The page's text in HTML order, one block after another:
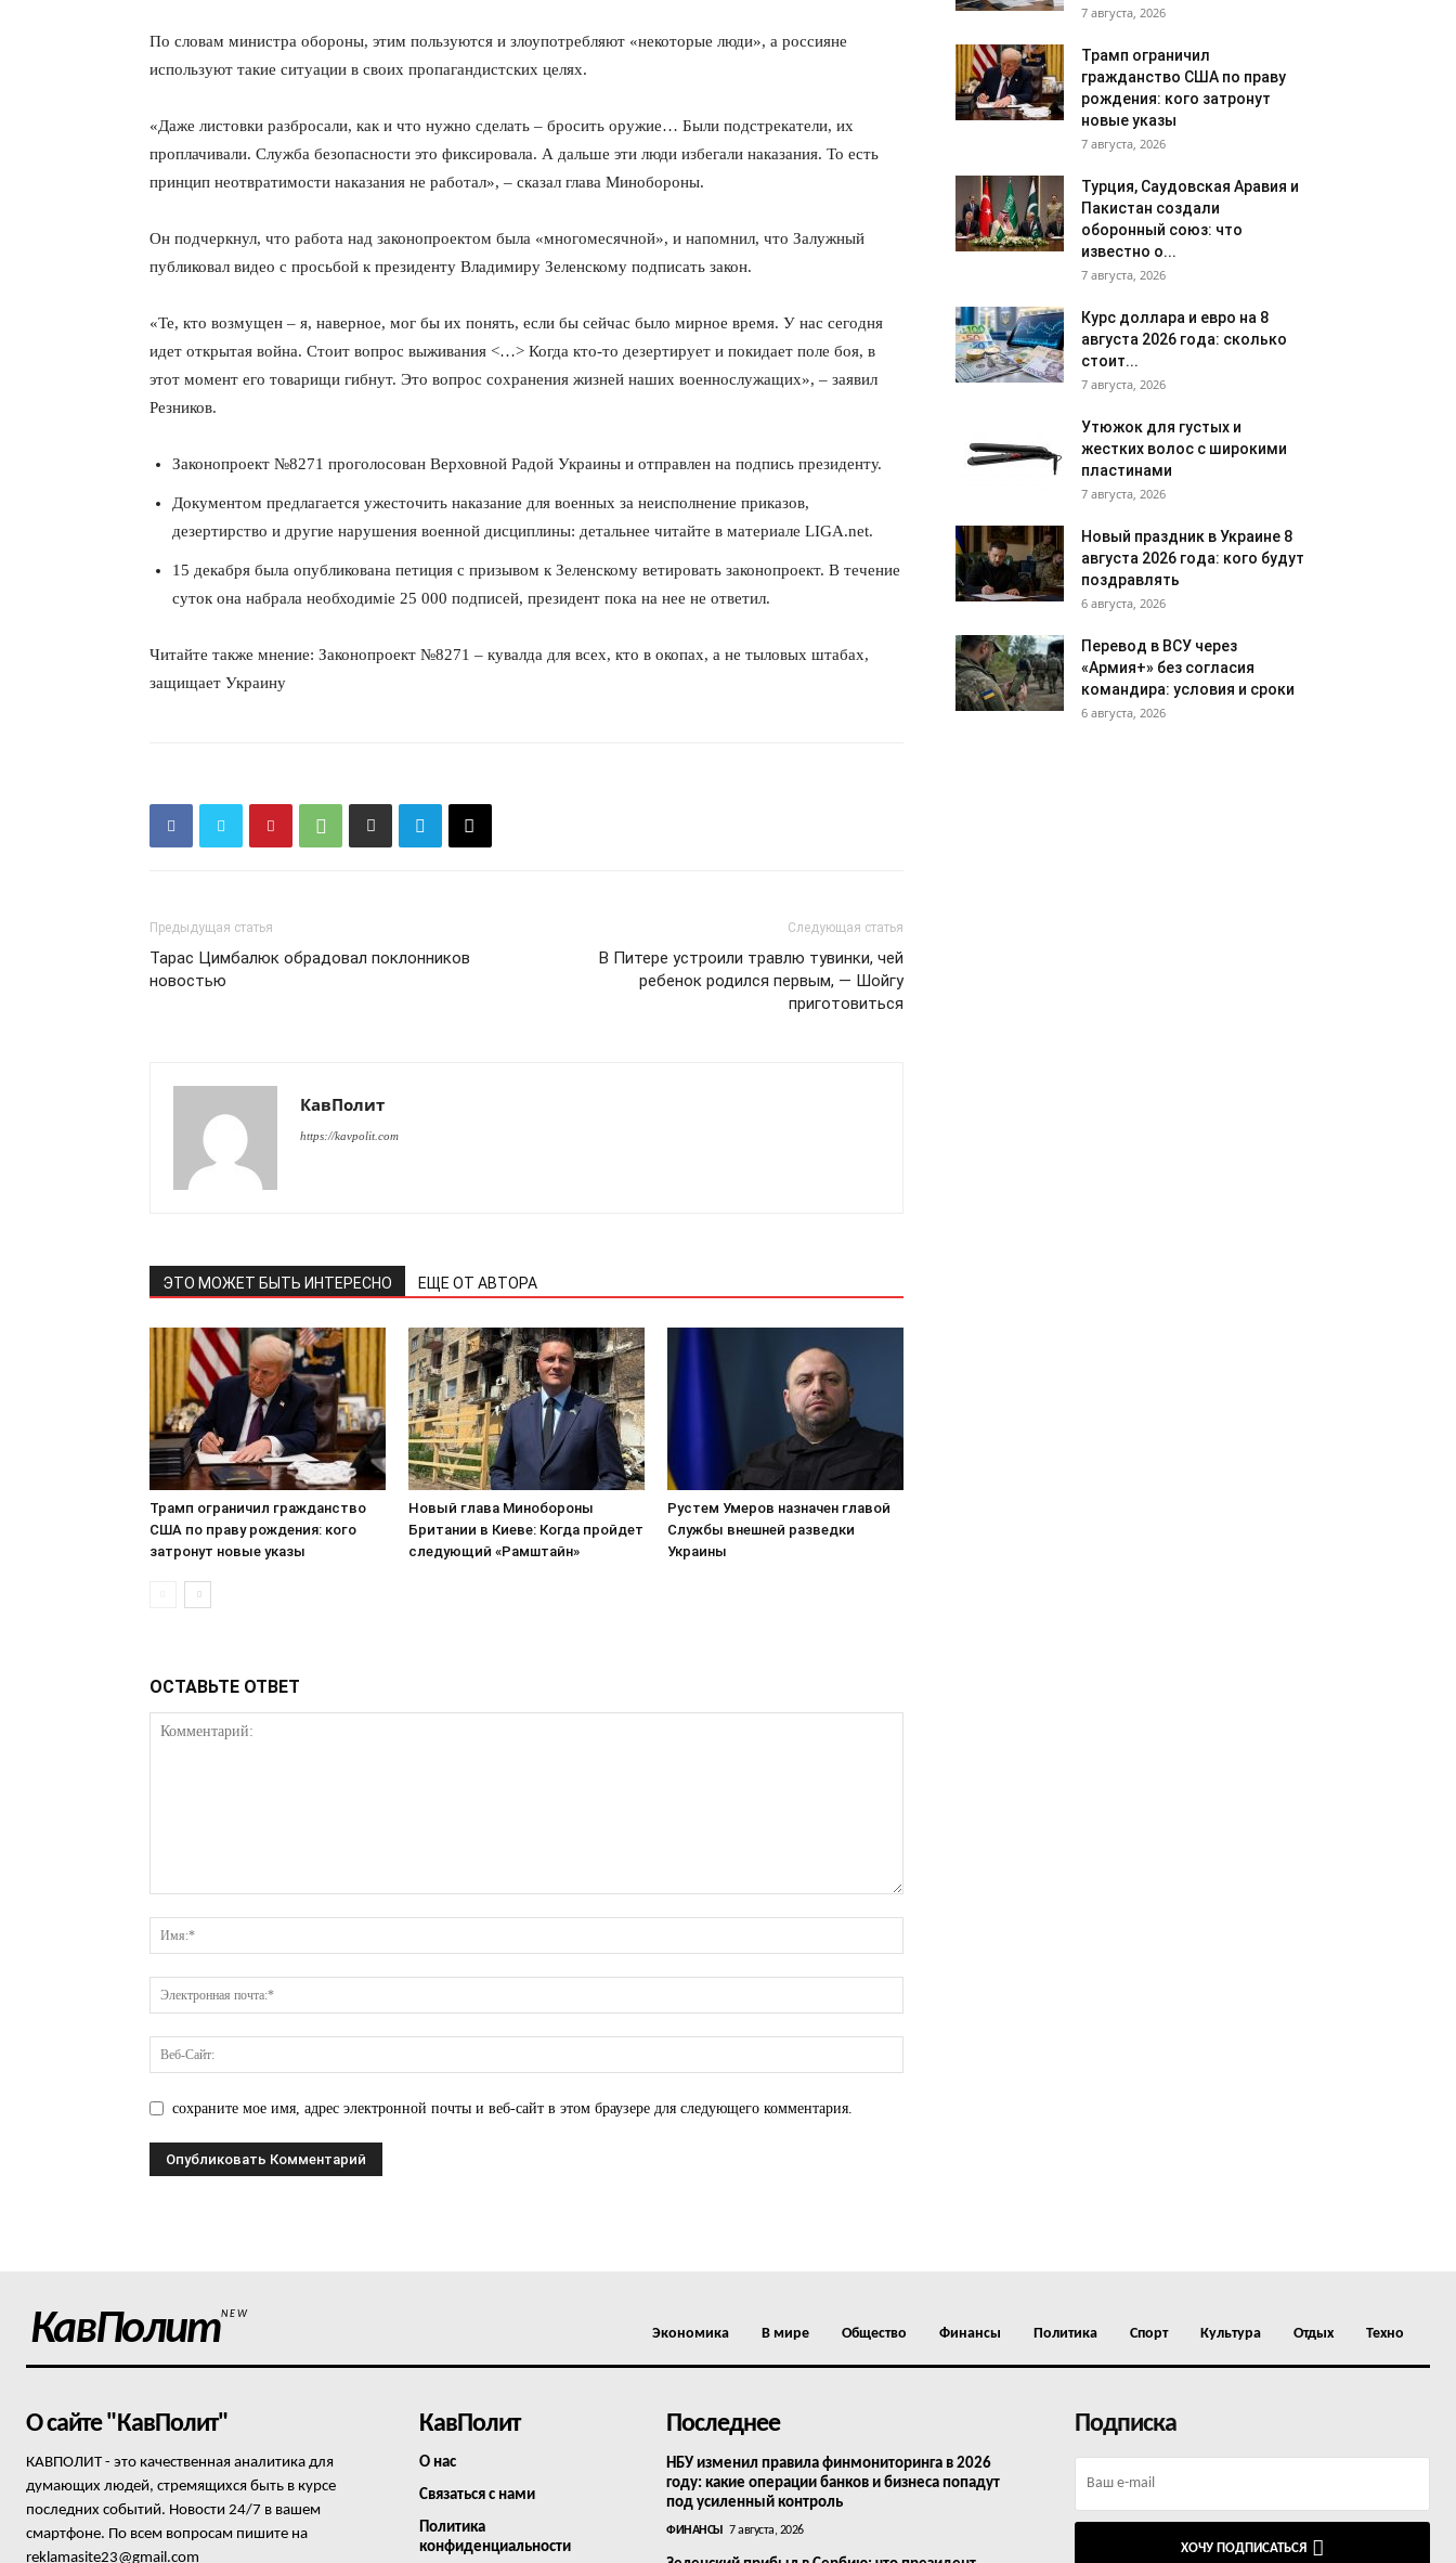
КавПолит
О нас
По словам министра обороны, этим пользуются и злоупотребляют «некоторые люди», а россияне
используют такие ситуации в своих пропагандистских целях.
«Даже листовки разбросали, как и что нужно сделать – бросить оружие… Были подстрекатели, их
проплачивали. Служба безопасности это фиксировала. А дальше эти люди избегали наказания. То есть
принцип неотвратимости наказания не работал», – сказал глава Минобороны.
Он подчеркнул, что работа над законопроектом была «многомесячной», и напомнил, что Залужный
публиковал видео с просьбой к президенту Владимиру Зеленскому подписать закон.
«Те, кто возмущен – я, наверное, мог бы их понять, если бы сейчас было мирное время. У нас сегодня
идет открытая война. Стоит вопрос выживания <…> Когда кто-то дезертирует и покидает поле боя, в
этот момент его товарищи гибнут. Это вопрос сохранения жизней наших военнослужащих», – заявил
Резников.
Законопроект №8271 проголосован Верховной Радой Украины и отправлен на подпись президенту.
Документом предлагается ужесточить наказание для военных за неисполнение приказов,
дезертирство и другие нарушения военной дисциплины: детальнее читайте в материале LIGA.net.
15 декабря была опубликована петиция с призывом к Зеленскому ветировать законопроект. В течение
суток она набрала необходиміе 25 000 подписей, президент пока на нее не ответил.
Читайте также мнение: Законопроект №8271 – кувалда для всех, кто в окопах, а не тыловых штабах,
защищает Украину
Предыдущая статья
Тарас Цимбалюк обрадовал поклонников
новостью
Следующая статья
В Питере устроили травлю тувинки, чей
ребенок родился первым, — Шойгу
приготовиться
КавПолит
https://kavpolit.com
ЭТО МОЖЕТ БЫТЬ ИНТЕРЕСНО ЕЩЕ ОТ АВТОРА
Трамп ограничил гражданство
США по праву рождения: кого
затронут новые указы
Новый глава Минобороны
Британии в Киеве: Когда пройдет
следующий «Рамштайн»
Рустем Умеров назначен главой
Службы внешней разведки
Украины
ОСТАВЬТЕ ОТВЕТ
сохраните мое имя, адрес электронной почты и веб-сайт в этом браузере для следующего комментария.
7 августа, 2026
Трамп ограничил
гражданство США по праву
рождения: кого затронут
новые указы
7 августа, 2026
Турция, Саудовская Аравия и
Пакистан создали
оборонный союз: что
известно о...
7 августа, 2026
Курс доллара и евро на 8
августа 2026 года: сколько
стоит...
7 августа, 2026
Утюжок для густых и
жестких волос с широкими
пластинами
7 августа, 2026
Новый праздник в Украине 8
августа 2026 года: кого будут
поздравлять
6 августа, 2026
Перевод в ВСУ через
«Армия+» без согласия
командира: условия и сроки
6 августа, 2026
КавПолитNEW
Экономика В мире Общество Финансы Политика Спорт Культура Отдых Техно
О сайте "КавПолит"
КАВПОЛИТ - это качественная аналитика для
думающих людей, стремящихся быть в курсе
последних событий. Новости 24/7 в вашем
смартфоне. По всем вопросам пишите на
reklamasite23@gmail.com
КавПолит
О нас
Связаться с нами
Политика
конфиденциальности
Последнее
НБУ изменил правила финмониторинга в 2026
году: какие операции банков и бизнеса попадут
под усиленный контроль
ФИНАНСЫ 7 августа, 2026
Подписка
ХОЧУ ПОДПИСАТЬСЯ